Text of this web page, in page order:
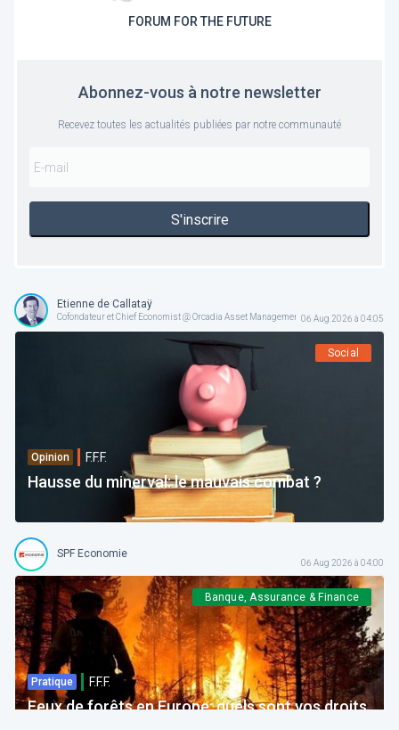
FORUM FOR THE FUTURE
Abonnez-vous à notre newsletter
Recevez toutes les actualités publiées par notre communauté
S'inscrire
Etienne de Callataÿ
Cofondateur et Chief Economist @ Orcadia Asset Management06 Aug 2026 à 04:05
Social
Opinion F.F.F.
Hausse du minerval: le mauvais combat ?
SPF Economie
06 Aug 2026 à 04:00
Banque, Assurance & Finance
Pratique F.F.F.
Feux de forêts en Europe: quels sont vos droits